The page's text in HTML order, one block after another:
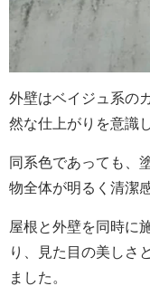
外壁はベイジュ系の
然な仕上がりを意識
同系色であっても、
物全体が明るく清潔
屋根と外壁を同時に
り、見た目の美しさ
ました。